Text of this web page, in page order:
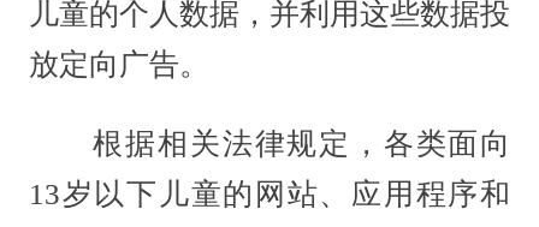
儿童的个人数据，并利用这些数据投
放定向广告。
根据相关法律规定，各类面向
13岁以下儿童的网站、应用程序和